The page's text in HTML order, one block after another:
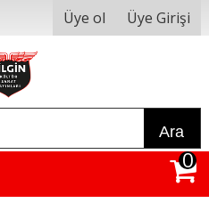
Üye ol Üye Girişi
Ara
0